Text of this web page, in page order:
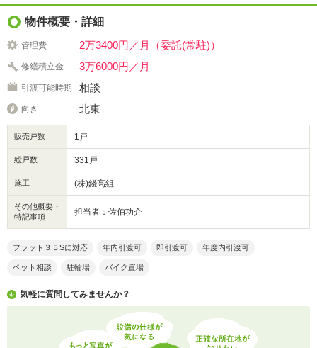
物件概要・詳細
管理費 2万3400円／月（委託(常駐)）
修繕積立金 3万6000円／月
引渡可能時期 相談
向き 北東
販売戸数 1戸
総戸数 331戸
施工 (株)錢高組
その他概要・
特記事項
担当者：佐伯功介
フラット３５Sに対応 年内引渡可 即引渡可 年度内引渡可
ペット相談 駐輪場 バイク置場
気軽に質問してみませんか？